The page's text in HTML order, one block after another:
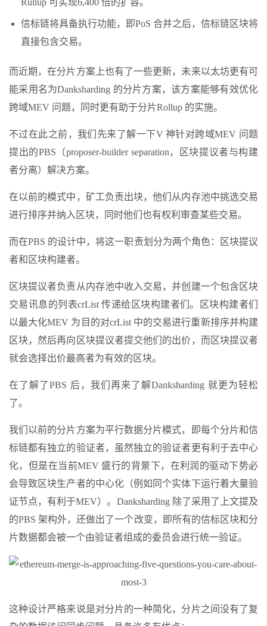
Rullup 可实现6,400 倍的扩容。
信标链将具备执行功能，即PoS 合并之后，信标链区块将
直接包含交易。
而近期，在分片方案上也有了一些更新，未来以太坊更有可
能采用名为Danksharding 的分片方案，该方案能够有效优化
跨域MEV 问题，同时更有助于分片Rollup 的实施。
不过在此之前，我们先来了解一下V 神针对跨域MEV 问题
提出的PBS（proposer-builder separation，区块提议者与构建
者分离）解决方案。
在以前的模式中，矿工负责出块，他们从内存池中挑选交易
进行排序并纳入区块，同时他们也有权利审查某些交易。
而在PBS 的设计中，将这一职责划分为两个角色：区块提议
者和区块构建者。
区块提议者负责从内存池中收入交易，并创建一个包含区块
交易讯息的列表crList 传递给区块构建者们。区块构建者们
以最大化MEV 为目的对crList 中的交易进行重新排序并构建
区块，然后再向区块提议者提交他们的出价，而区块提议者
就会选择出价最高者为有效的区块。
在了解了PBS 后，我们再来了解Danksharding 就更为轻松
了。
我们以前的分片方案为平行数据分片模式，即每个分片和信
标链都有独立的验证者，虽然独立的验证者更有利于去中心
化，但是在当前MEV 盛行的背景下，在利润的驱动下势必
会导致区块生产者的中心化（例如同个实体下运行着大量验
证节点，有利于MEV）。Danksharding 除了采用了上文提及
的PBS 架构外，还做出了一个改变，即所有的信标区块和分
片数据都会被一个由验证者组成的委员会进行统一验证。
这种设计严格来说是对分片的一种简化，分片之间没有了复